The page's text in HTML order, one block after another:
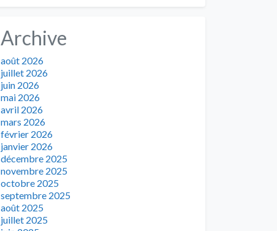
Archive
août 2026
juillet 2026
juin 2026
mai 2026
avril 2026
mars 2026
février 2026
janvier 2026
décembre 2025
novembre 2025
octobre 2025
septembre 2025
août 2025
juillet 2025